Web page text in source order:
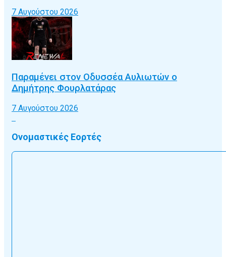
7 Αυγούστου 2026
Παραμένει στον Οδυσσέα Αυλιωτών ο
Δημήτρης Φουρλατάρας
7 Αυγούστου 2026
Ονομαστικές Εορτές